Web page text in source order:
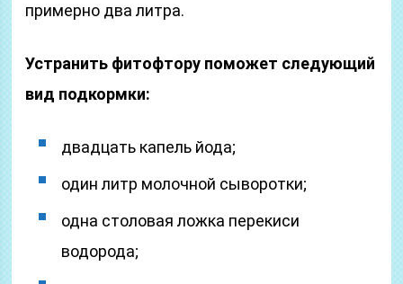
примерно два литра.
Устранить фитофтору поможет следующий
вид подкормки:
двадцать капель йода;
один литр молочной сыворотки;
одна столовая ложка перекиси
водорода;